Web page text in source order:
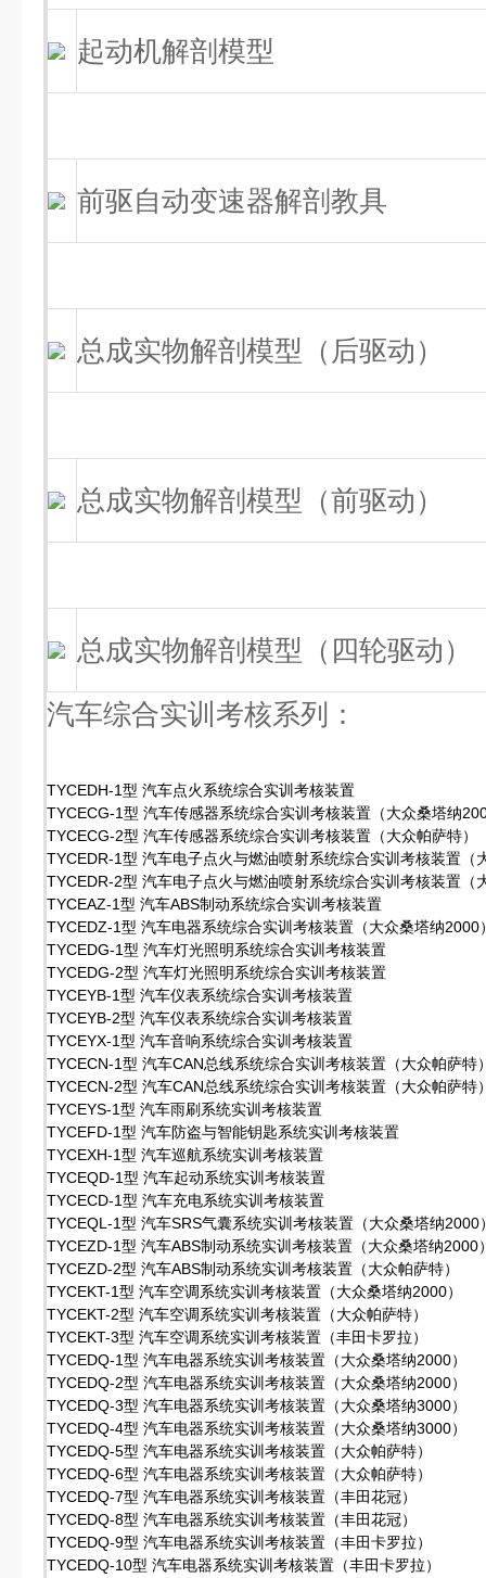
起动机解剖模型
前驱自动变速器解剖教具
总成实物解剖模型（后驱动）
总成实物解剖模型（前驱动）
总成实物解剖模型（四轮驱动）
汽车综合实训考核系列：
TYCEDH-1型 汽车点火系统综合实训考核装置
TYCECG-1型 汽车传感器系统综合实训考核装置（大众桑塔纳
TYCECG-2型 汽车传感器系统综合实训考核装置（大众帕萨特）
TYCEDR-1型 汽车电子点火与燃油喷射系统综合实训考核装置（
TYCEDR-2型 汽车电子点火与燃油喷射系统综合实训考核装置（
TYCEAZ-1型 汽车ABS制动系统综合实训考核装置
TYCEDZ-1型 汽车电器系统综合实训考核装置（大众桑塔纳2000
TYCEDG-1型 汽车灯光照明系统综合实训考核装置
TYCEDG-2型 汽车灯光照明系统综合实训考核装置
TYCEYB-1型 汽车仪表系统综合实训考核装置
TYCEYB-2型 汽车仪表系统综合实训考核装置
TYCEYX-1型 汽车音响系统综合实训考核装置
TYCECN-1型 汽车CAN总线系统综合实训考核装置（大众帕萨特
TYCECN-2型 汽车CAN总线系统综合实训考核装置（大众帕萨特
TYCEYS-1型 汽车雨刷系统实训考核装置
TYCEFD-1型 汽车防盗与智能钥匙系统实训考核装置
TYCEXH-1型 汽车巡航系统实训考核装置
TYCEQD-1型 汽车起动系统实训考核装置
TYCECD-1型 汽车充电系统实训考核装置
TYCEQL-1型 汽车SRS气囊系统实训考核装置（大众桑塔纳2000
TYCEZD-1型 汽车ABS制动系统实训考核装置（大众桑塔纳2000
TYCEZD-2型 汽车ABS制动系统实训考核装置（大众帕萨特）
TYCEKT-1型 汽车空调系统实训考核装置（大众桑塔纳2000）
TYCEKT-2型 汽车空调系统实训考核装置（大众帕萨特）
TYCEKT-3型 汽车空调系统实训考核装置（丰田卡罗拉）
TYCEDQ-1型 汽车电器系统实训考核装置（大众桑塔纳2000）
TYCEDQ-2型 汽车电器系统实训考核装置（大众桑塔纳2000）
TYCEDQ-3型 汽车电器系统实训考核装置（大众桑塔纳3000）
TYCEDQ-4型 汽车电器系统实训考核装置（大众桑塔纳3000）
TYCEDQ-5型 汽车电器系统实训考核装置（大众帕萨特）
TYCEDQ-6型 汽车电器系统实训考核装置（大众帕萨特）
TYCEDQ-7型 汽车电器系统实训考核装置（丰田花冠）
TYCEDQ-8型 汽车电器系统实训考核装置（丰田花冠）
TYCEDQ-9型 汽车电器系统实训考核装置（丰田卡罗拉）
TYCEDQ-10型 汽车电器系统实训考核装置（丰田卡罗拉）